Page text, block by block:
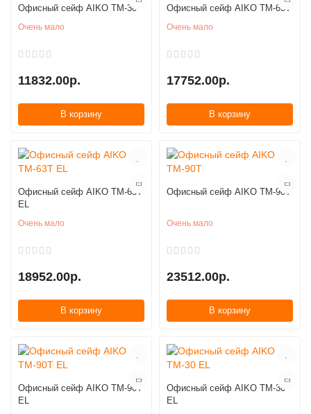
Офисный сейф AIKO TM-30
Очень мало
11832.00р.
В корзину
Офисный сейф AIKO TM-63T
Очень мало
17752.00р.
В корзину
Офисный сейф AIKO TM-63T
EL
Очень мало
18952.00р.
В корзину
Офисный сейф AIKO TM-90T
Очень мало
23512.00р.
В корзину
Офисный сейф AIKO TM-90T
EL
Офисный сейф AIKO ТМ-30
EL